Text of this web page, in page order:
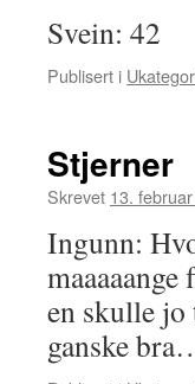
Svein: 42
Publisert i
Stjerner
Skrevet 13.
Ingunn:
en skulle jo
ganske